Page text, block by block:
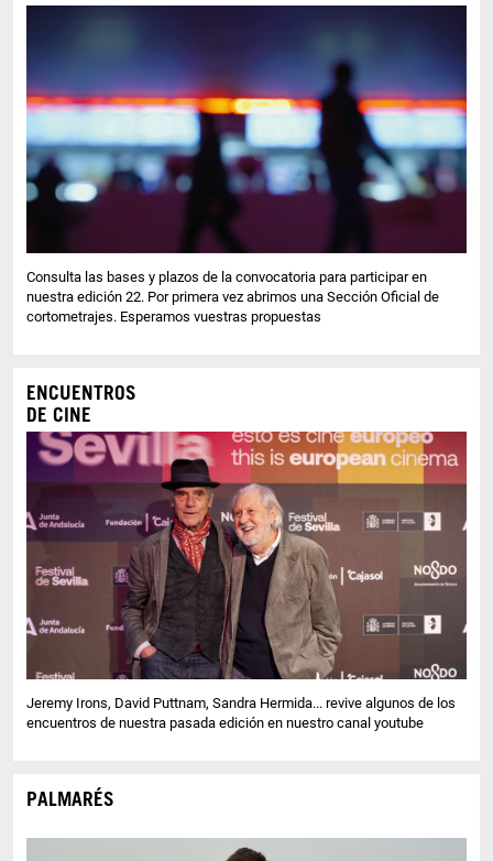
Consulta las bases y plazos de la convocatoria para participar en
nuestra edición 22. Por primera vez abrimos una Sección Oficial de
cortometrajes. Esperamos vuestras propuestas
ENCUENTROS
DE CINE
Jeremy Irons, David Puttnam, Sandra Hermida... revive algunos de los
encuentros de nuestra pasada edición en nuestro canal youtube
PALMARÉS